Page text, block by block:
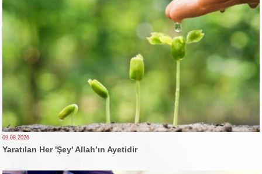
09.08.2026
Yaratılan Her 'Şey' Allah’ın Ayetidir